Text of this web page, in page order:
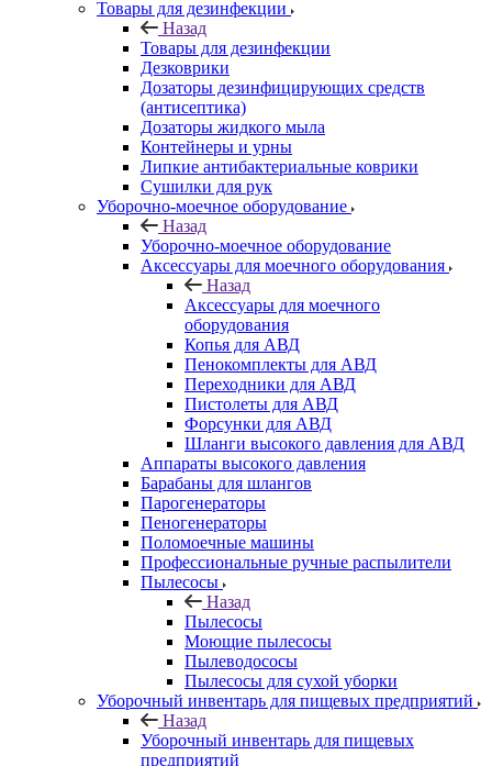
Товары для дезинфекции
Назад
Товары для дезинфекции
Дезковрики
Дозаторы дезинфицирующих средств
(антисептика)
Дозаторы жидкого мыла
Контейнеры и урны
Липкие антибактериальные коврики
Сушилки для рук
Уборочно-моечное оборудование
Назад
Уборочно-моечное оборудование
Аксессуары для моечного оборудования
Назад
Аксессуары для моечного
оборудования
Копья для АВД
Пенокомплекты для АВД
Переходники для АВД
Пистолеты для АВД
Форсунки для АВД
Шланги высокого давления для АВД
Аппараты высокого давления
Барабаны для шлангов
Парогенераторы
Пеногенераторы
Поломоечные машины
Профессиональные ручные распылители
Пылесосы
Назад
Пылесосы
Моющие пылесосы
Пылеводососы
Пылесосы для сухой уборки
Уборочный инвентарь для пищевых предприятий
Назад
Уборочный инвентарь для пищевых
предприятий